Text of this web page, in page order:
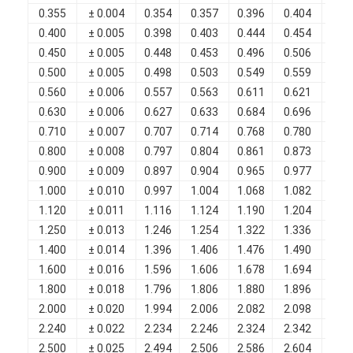
0.355 ± 0.004 0.354 0.357 0.396 0.404
0.400
± 0.005 0.398 0.403 0.444 0.454
0.450
± 0.005 0.448 0.453 0.496 0.506
0.500
± 0.005 0.498 0.503 0.549 0.559
0.560
± 0.006 0.557 0.563 0.611 0.621
0.630
± 0.006 0.627 0.633 0.684 0.696
0.710
± 0.007 0.707 0.714 0.768 0.780
0.800
± 0.008 0.797 0.804 0.861 0.873
0.900
± 0.009 0.897 0.904 0.965 0.977
1.000
± 0.010 0.997 1.004 1.068 1.082
1.120
± 0.011 1.116 1.124 1.190 1.204
1.250
± 0.013 1.246 1.254 1.322 1.336
1.400
± 0.014 1.396 1.406 1.476 1.490
1.600
± 0.016 1.596 1.606 1.678 1.694
1.800
± 0.018 1.796 1.806 1.880 1.896
2.000
± 0.020 1.994 2.006 2.082 2.098
2.240
± 0.022 2.234 2.246 2.324 2.342
2.500
± 0.025 2.494 2.506 2.586 2.604